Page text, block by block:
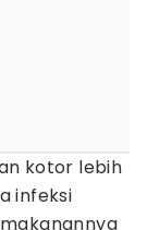
kotor lebih
infeksi